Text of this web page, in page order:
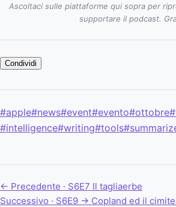
Ascoltaci sulle piattaforme qui sopra per
supportare il podcast.
Condividi
#apple#news#event#evento#ottobre
#intelligence#writing#tools
← Precedente · S6E7 Il tagliaerbe
Successivo · S6E9 → Copland ed il